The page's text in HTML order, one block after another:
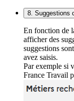
8. Suggestions
En fonction de
afficher des
suggestions
avez saisis.
Par exemple si
France Travail